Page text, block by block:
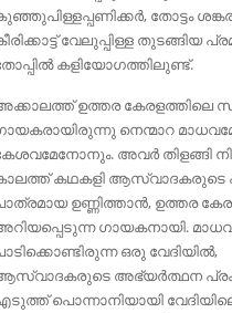
തോട്ടം
വേലുപ്പിള്ള തുടങ്ങിയ
കളിയോഗത്തിലുണ്ട്.
ഉത്തര കേരളത്തിലെ
നെന്മാറ
അവർ തിളങ്ങി
കഥകളി ആസ്വാദകരുടെ
ഉണ്ണിത്താൻ, ഉത്തര
ഗായകനായി.
ഒരു വേദിയിൽ,
അഭ്യർത്ഥന
പൊന്നാനിയായി